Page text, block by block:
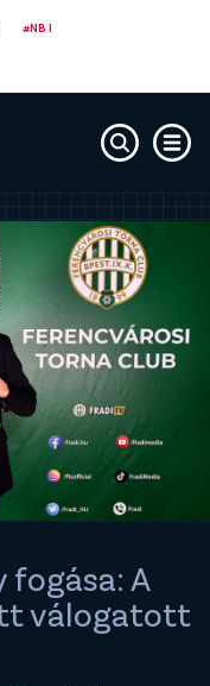
#NB I
fogása: A
válogatott